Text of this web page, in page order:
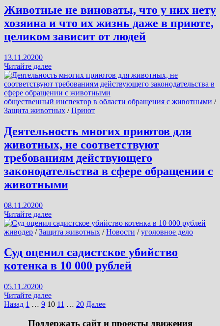
домашних
собак!
Петиция
Животные не виноваты, что у них нету
хозяина и что их жизнь даже в приюте,
целиком зависит от людей
13.11.20200
Животные
не
виноваты,
что
у
них
хозяина
и
что
жизнь
даже
приюте,
зависит
от
людей
Читайте далее
общественный инспектор в области обращения с животными /
Защита животных /Приют
Деятельность многих приютов для
животных, не соответствуют
требованиям действующего
законодательства в сфере обращении с
животными
08.11.20200
Деятельность
многих
приютов
животных,
не
соответствуют
действующего
законодательства
в
сфере
обращении
Читайте далее
живодер /Защита животных /Новости /уголовное дело
Суд оценил садистское убийство
котенка в 10 000 рублей
05.11.20200
Суд
оценил
убийство
Читайте далее
Пагинация
записей
Назад 1 … 9 10 11 … 20 Далее
Поддержать сайт и проекты движения